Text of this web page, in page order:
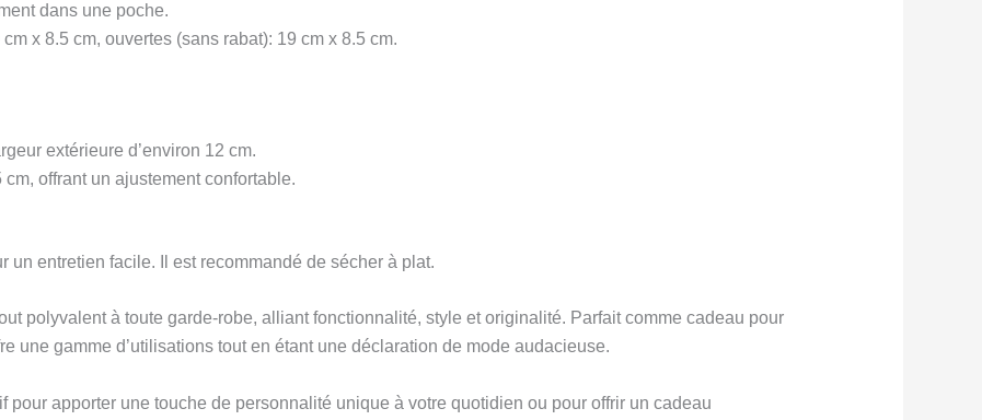
dans une poche.
x 8.5 cm, ouvertes (sans rabat): 19 cm x 8.5 cm.
extérieure d’environ 12 cm.
offrant un ajustement confortable.
un entretien facile. Il est recommandé de sécher à plat.
polyvalent à toute garde-robe, alliant fonctionnalité, style et originalité. Parfait comme cadeau pour
une gamme d’utilisations tout en étant une déclaration de mode audacieuse.
pour apporter une touche de personnalité unique à votre quotidien ou pour offrir un cadeau